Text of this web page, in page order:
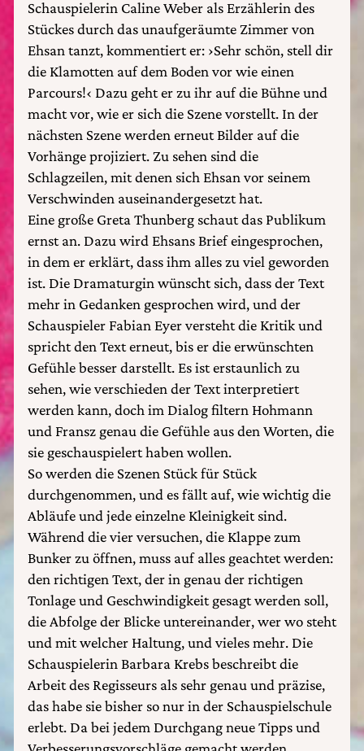
Schauspielerin Caline Weber als Erzählerin des
Stückes durch das unaufgeräumte Zimmer von
Ehsan tanzt, kommentiert er: ›Sehr schön, stell dir
die Klamotten auf dem Boden vor wie einen
Parcours!‹ Dazu geht er zu ihr auf die Bühne und
macht vor, wie er sich die Szene vorstellt. In der
nächsten Szene werden erneut Bilder auf die
Vorhänge projiziert. Zu sehen sind die
Schlagzeilen, mit denen sich Ehsan vor seinem
Verschwinden auseinandergesetzt hat.
Eine große Greta Thunberg schaut das Publikum
ernst an. Dazu wird Ehsans Brief eingesprochen,
in dem er erklärt, dass ihm alles zu viel geworden
ist. Die Dramaturgin wünscht sich, dass der Text
mehr in Gedanken gesprochen wird, und der
Schauspieler Fabian Eyer versteht die Kritik und
spricht den Text erneut, bis er die erwünschten
Gefühle besser darstellt. Es ist erstaunlich zu
sehen, wie verschieden der Text interpretiert
werden kann, doch im Dialog filtern Hohmann
und Fransz genau die Gefühle aus den Worten, die
sie geschauspielert haben wollen.
So werden die Szenen Stück für Stück
durchgenommen, und es fällt auf, wie wichtig die
Abläufe und jede einzelne Kleinigkeit sind.
Während die vier versuchen, die Klappe zum
Bunker zu öffnen, muss auf alles geachtet werden:
den richtigen Text, der in genau der richtigen
Tonlage und Geschwindigkeit gesagt werden soll,
die Abfolge der Blicke untereinander, wer wo steht
und mit welcher Haltung, und vieles mehr. Die
Schauspielerin Barbara Krebs beschreibt die
Arbeit des Regisseurs als sehr genau und präzise,
das habe sie bisher so nur in der Schauspielschule
erlebt. Da bei jedem Durchgang neue Tipps und